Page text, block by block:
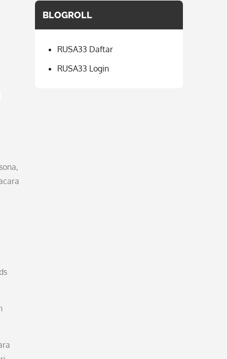
BLOGROLL
RUSA33 Daftar
RUSA33 Login